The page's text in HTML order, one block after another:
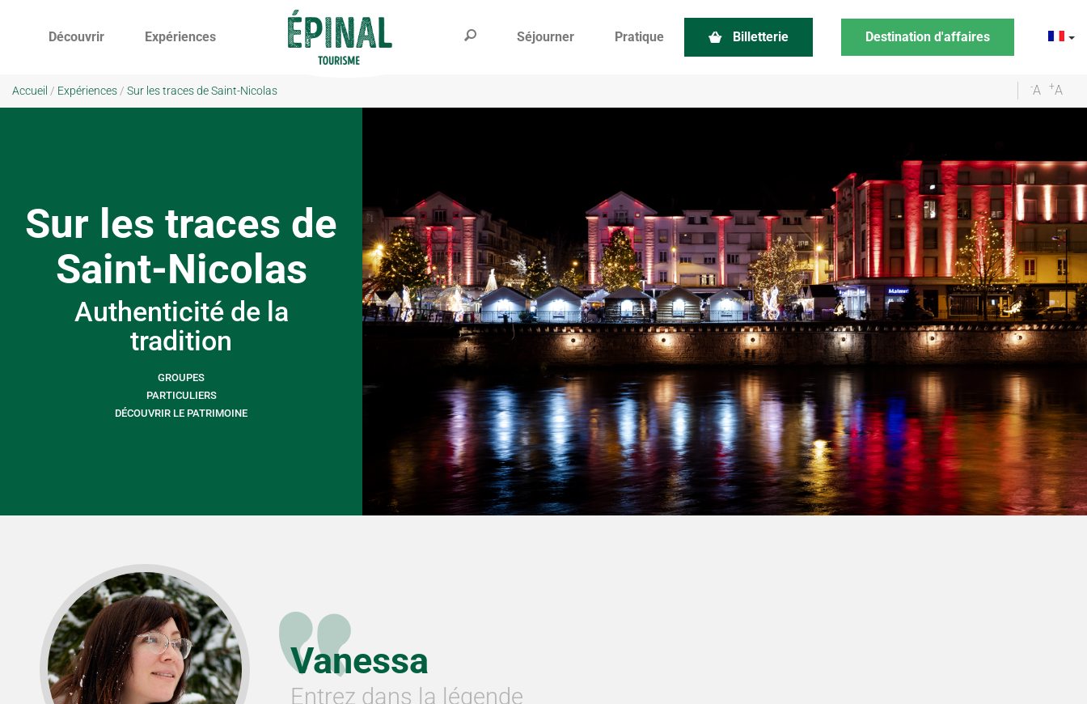
Découvrir Expériences Séjourner Pratique Billetterie Destination d'affaires
Accueil / Expériences / Sur les traces de Saint-Nicolas -A +A
Sur les traces de
Saint-Nicolas
Authenticité de la
tradition
GROUPES
PARTICULIERS
DÉCOUVRIR LE PATRIMOINE
Vanessa
Entrez dans la légende